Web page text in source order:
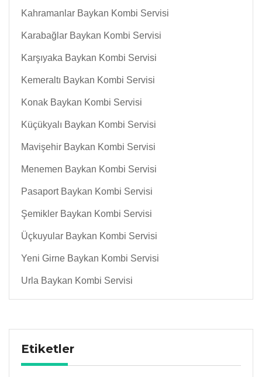
Kahramanlar Baykan Kombi Servisi
Karabağlar Baykan Kombi Servisi
Karşıyaka Baykan Kombi Servisi
Kemeraltı Baykan Kombi Servisi
Konak Baykan Kombi Servisi
Küçükyalı Baykan Kombi Servisi
Mavişehir Baykan Kombi Servisi
Menemen Baykan Kombi Servisi
Pasaport Baykan Kombi Servisi
Şemikler Baykan Kombi Servisi
Üçkuyular Baykan Kombi Servisi
Yeni Girne Baykan Kombi Servisi
Urla Baykan Kombi Servisi
Etiketler